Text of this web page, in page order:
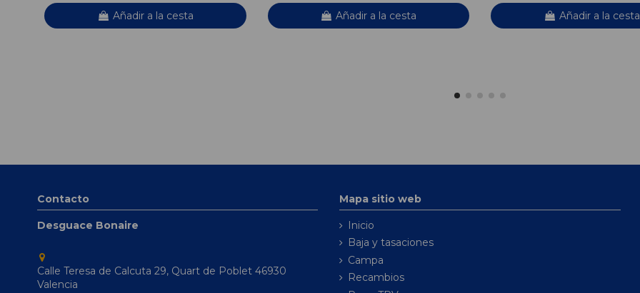
Añadir a la cesta Añadir a la cesta Añadir a la cesta
Contacto
Desguace Bonaire
Calle Teresa de Calcuta 29, Quart de Poblet 46930
Valencia
Mapa sitio web
Inicio
Baja y tasaciones
Campa
Recambios